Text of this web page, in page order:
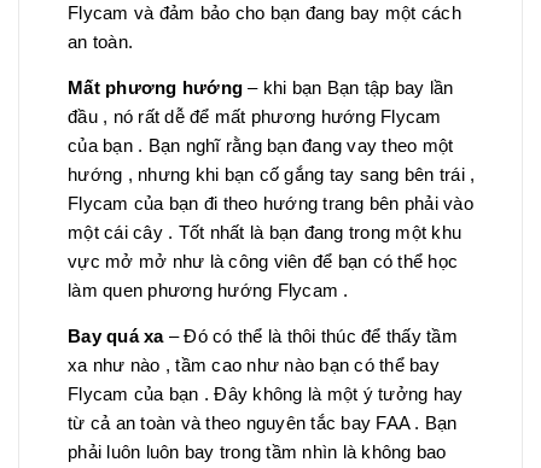
Flycam và đảm bảo cho bạn đang bay một cách
an toàn.
Mất phương hướng – khi bạn Bạn tập bay lần
đầu , nó rất dễ để mất phương hướng Flycam
của bạn . Bạn nghĩ rằng bạn đang vay theo một
hướng , nhưng khi bạn cố gắng tay sang bên trái ,
Flycam của bạn đi theo hướng trang bên phải vào
một cái cây . Tốt nhất là bạn đang trong một khu
vực mở mở như là công viên để bạn có thể học
làm quen phương hướng Flycam .
Bay quá xa– Đó có thể là thôi thúc để thấy tầm
xa như nào , tầm cao như nào bạn có thể bay
Flycam của bạn . Đây không là một ý tưởng hay
từ cả an toàn và theo nguyên tắc bay FAA . Bạn
phải luôn luôn bay trong tầm nhìn là không bao